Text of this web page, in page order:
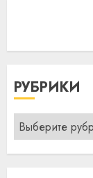
РУБРИКИ
Рубрики